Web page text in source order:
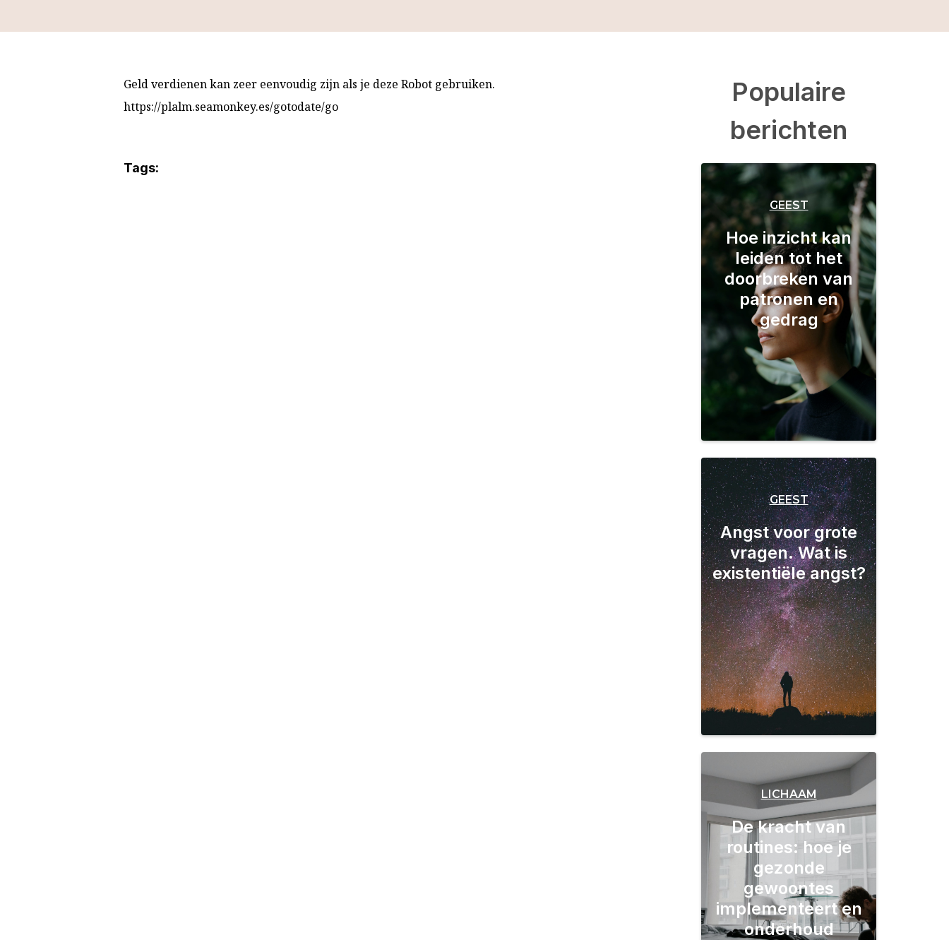
Geld verdienen kan zeer eenvoudig zijn als je deze Robot gebruiken.
https://plalm.seamonkey.es/gotodate/go
Tags:
Populaire
berichten
GEEST
Hoe inzicht kan
leiden tot het
doorbreken van
patronen en
gedrag
GEEST
Angst voor grote
vragen. Wat is
existentiële angst?
LICHAAM
De kracht van
routines: hoe je
gezonde
gewoontes
implementeert en
onderhoud